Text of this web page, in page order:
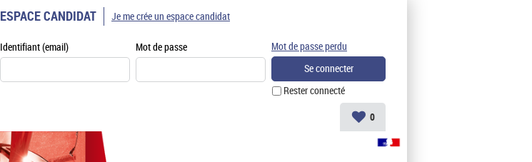
ESPACE CANDIDAT
Identifiant (email) Mot de passe
Rester connecté
Mot de passe perdu
Je me crée un espace candidat
0